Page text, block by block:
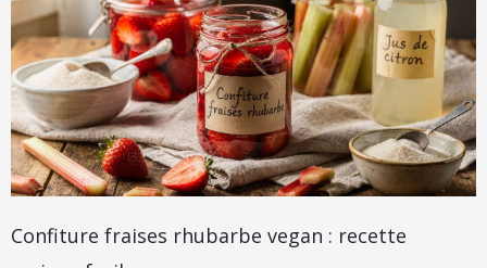
Confiture fraises rhubarbe vegan : recette